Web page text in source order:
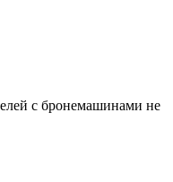
с бронемашинами не